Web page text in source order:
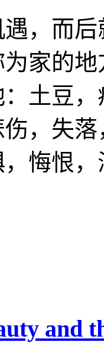
，而
家的
土豆
，失
悔恨
and